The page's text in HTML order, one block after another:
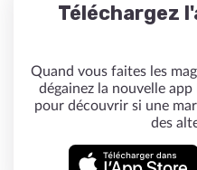
Téléchargez
Quand vous faites les
dégainez la nouvelle
pour découvrir si une
des